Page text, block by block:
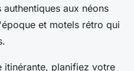
aux néons
et motels rétro qui
itinérante, planifiez votre